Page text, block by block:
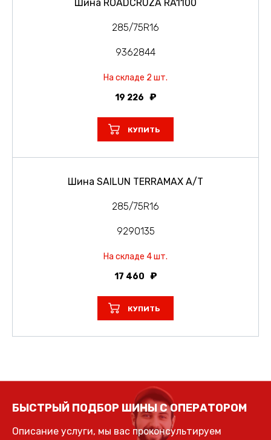
Шина ROADCRUZA RA1100
285/75R16
9362844
На складе 2 шт.
19 226
КУПИТЬ
Шина SAILUN TERRAMAX A/T
285/75R16
9290135
На складе 4 шт.
17 460
КУПИТЬ
БЫСТРЫЙ ПОДБОР ШИНЫ С ОПЕРАТОРОМ
Описание услуги, мы вас проконсультируем